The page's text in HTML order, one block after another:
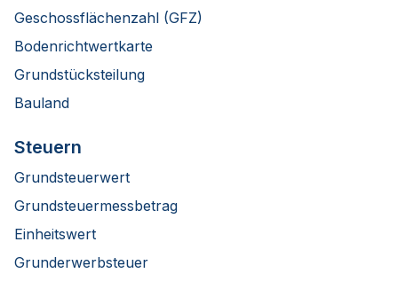
Geschossflächenzahl (GFZ)
Bodenrichtwertkarte
Grundstücksteilung
Bauland
Steuern
Grundsteuerwert
Grundsteuermessbetrag
Einheitswert
Grunderwerbsteuer